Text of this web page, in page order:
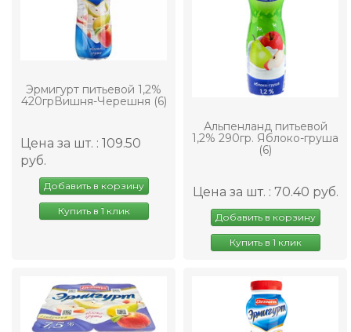
Эрмигурт питьевой 1,2%
420грВишня-Черешня (6)
Цена за шт. : 109.50
руб.
Добавить в корзину
Купить в 1 клик
Альпенланд питьевой
1,2% 290гр. Яблоко-груша
(6)
Цена за шт. : 70.40 руб.
Добавить в корзину
Купить в 1 клик